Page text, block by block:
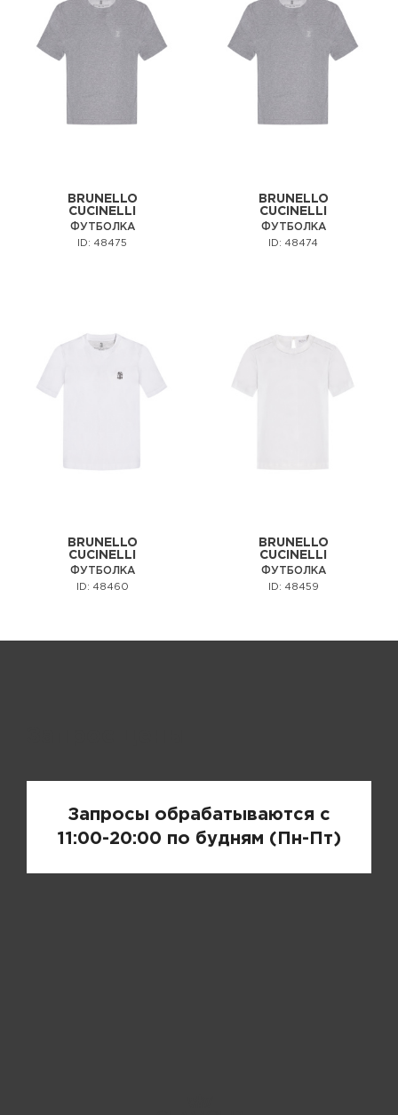
BRUNELLO
CUCINELLI
ФУТБОЛКА
ID: 48475
BRUNELLO
CUCINELLI
ФУТБОЛКА
ID: 48474
BRUNELLO
CUCINELLI
ФУТБОЛКА
ID: 48460
BRUNELLO
CUCINELLI
ФУТБОЛКА
ID: 48459
Запросы обрабатываются с
11:00-20:00 по будням (Пн-Пт)